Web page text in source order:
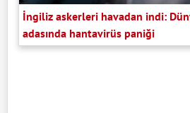
İngiliz askerleri havadan indi:
adasında hantavirüs paniği